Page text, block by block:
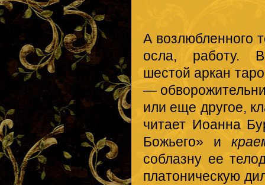
А возлюбленного
осла, работу.
шестой аркан
—
или еще другое,
читает Иоанна
Божьего» и
соблазну ее
платоническую